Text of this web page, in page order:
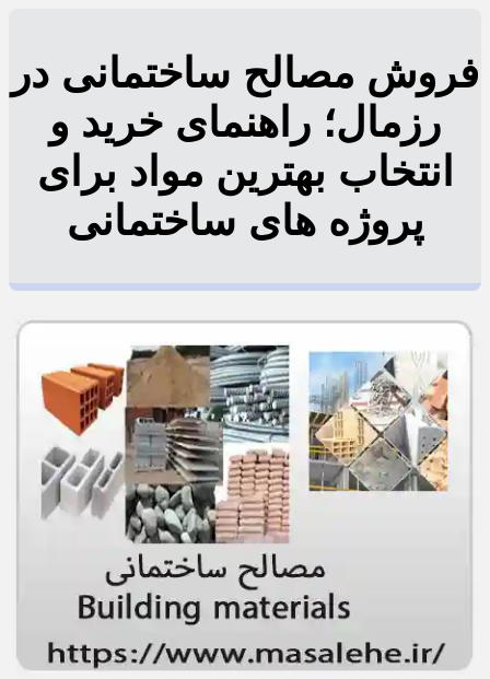
فروش مصالح ساختمانی در
رزمال؛ راهنمای خرید و
انتخاب بهترین مواد برای
پروژه های ساختمانی